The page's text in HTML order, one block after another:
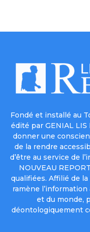
Fondé et installé au
édité par GENIAL
donner une
de la rendre
d’être au service de
NOUVEAU
qualifiées. Affilié de la
ramène
et du monde,
déontologiquement